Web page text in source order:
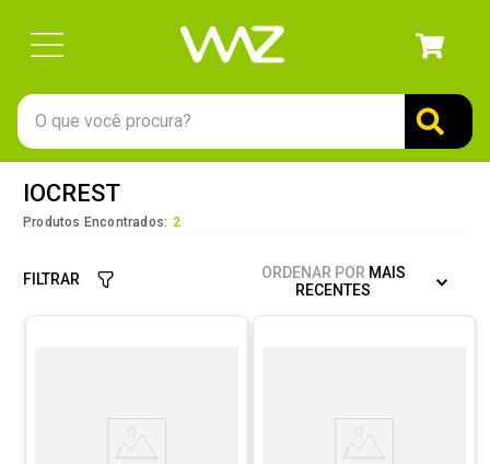
O que você procura?
IOCREST
Produtos Encontrados: 2
FILTRAR ORDENAR POR MAIS
RECENTES
teclado
4º
ssd